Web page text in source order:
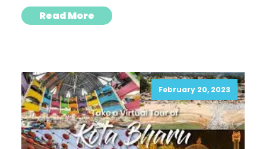
Read More
February 20, 2023